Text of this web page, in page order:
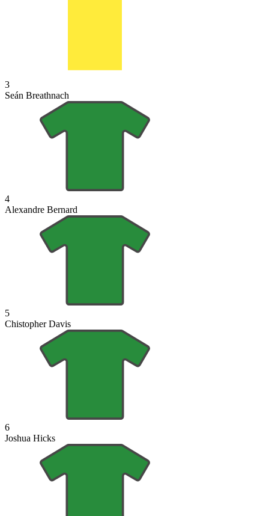
3
Seán Breathnach
4
Alexandre Bernard
5
Chistopher Davis
6
Joshua Hicks